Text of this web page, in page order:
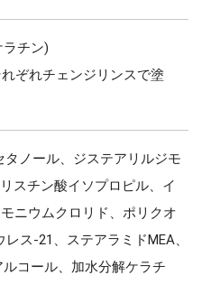
チン)
ぞれチェンジリンスで塗
タノール、ジステアリルジモ
スチン酸イソプロピル、イ
ニウムクロリド、ポリクオ
ス-21、ステアラミドMEA、
コール、加水分解ケラチ